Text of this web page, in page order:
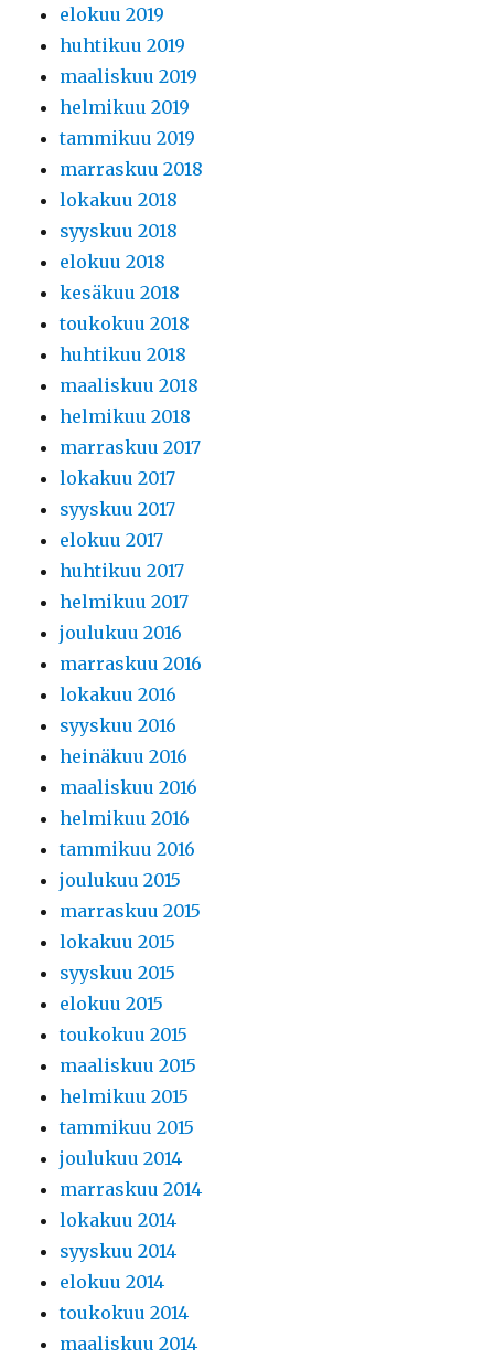
elokuu 2019
huhtikuu 2019
maaliskuu 2019
helmikuu 2019
tammikuu 2019
marraskuu 2018
lokakuu 2018
syyskuu 2018
elokuu 2018
kesäkuu 2018
toukokuu 2018
huhtikuu 2018
maaliskuu 2018
helmikuu 2018
marraskuu 2017
lokakuu 2017
syyskuu 2017
elokuu 2017
huhtikuu 2017
helmikuu 2017
joulukuu 2016
marraskuu 2016
lokakuu 2016
syyskuu 2016
heinäkuu 2016
maaliskuu 2016
helmikuu 2016
tammikuu 2016
joulukuu 2015
marraskuu 2015
lokakuu 2015
syyskuu 2015
elokuu 2015
toukokuu 2015
maaliskuu 2015
helmikuu 2015
tammikuu 2015
joulukuu 2014
marraskuu 2014
lokakuu 2014
syyskuu 2014
elokuu 2014
toukokuu 2014
maaliskuu 2014